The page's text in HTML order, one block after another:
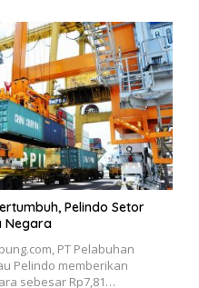
Pelindo Setor
Negara
PT Pelabuhan
Pelindo memberikan
sebesar Rp7,81…